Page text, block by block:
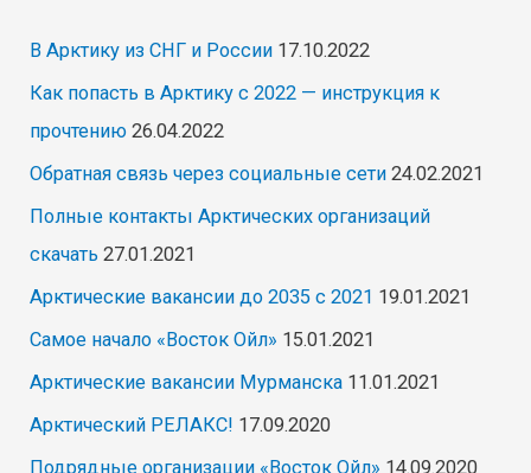
В Арктику из СНГ и России 17.10.2022
Как попасть в Арктику с 2022 — инструкция к
прочтению 26.04.2022
Обратная связь через социальные сети 24.02.2021
Полные контакты Арктических организаций
скачать 27.01.2021
Арктические вакансии до 2035 с 2021 19.01.2021
Самое начало «Восток Ойл» 15.01.2021
Арктические вакансии Мурманска 11.01.2021
Арктический РЕЛАКС! 17.09.2020
Подрядные организации «Восток Ойл» 14.09.2020